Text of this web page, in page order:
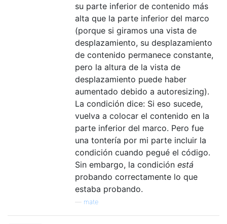
su parte inferior de contenido más
alta que la parte inferior del marco
(porque si giramos una vista de
desplazamiento, su desplazamiento
de contenido permanece constante,
pero la altura de la vista de
desplazamiento puede haber
aumentado debido a autoresizing).
La condición dice: Si eso sucede,
vuelva a colocar el contenido en la
parte inferior del marco. Pero fue
una tontería por mi parte incluir la
condición cuando pegué el código.
Sin embargo, la condición está
probando correctamente lo que
estaba probando.
mate